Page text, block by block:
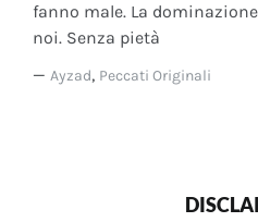
fanno male. La
noi. Senza pietà
— Ayzad, Peccati Originali